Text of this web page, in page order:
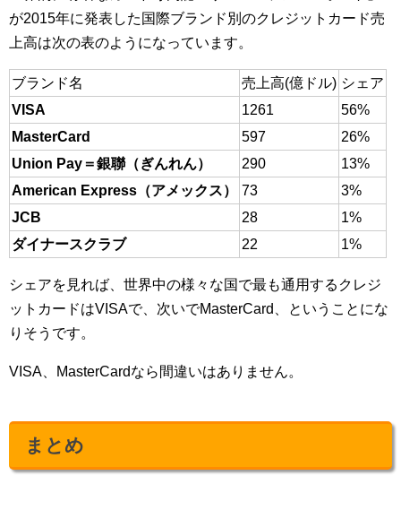
が2015年に発表した国際ブランド別のクレジットカード売
上高は次の表のようになっています。
ブランド名 売上高(億ドル) シェア
VISA
1261
56%
MasterCard
597
26%
Union Pay＝銀聯（ぎんれん）
290
13%
American Express（アメックス）
73
3%
JCB
28
1%
ダイナースクラブ
22 1%
シェアを見れば、世界中の様々な国で最も通用するクレジ
ットカードはVISAで、次いでMasterCard、ということにな
りそうです。
VISA、MasterCardなら間違いはありません。
まとめ